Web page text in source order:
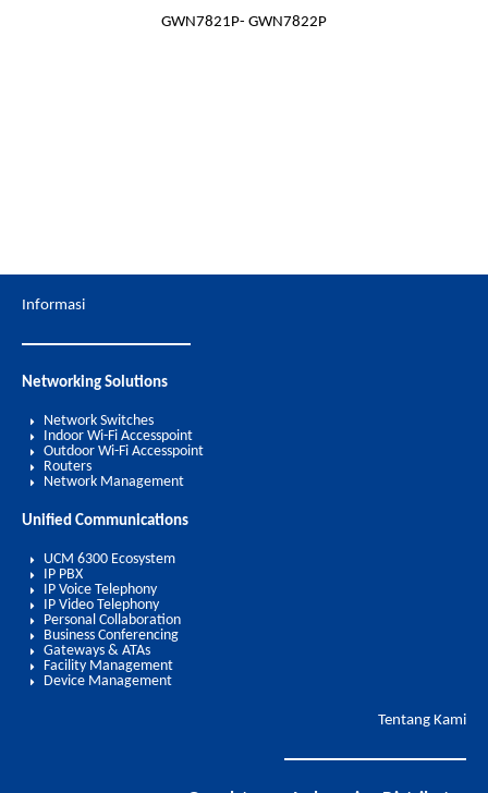
GWN7821P- GWN7822P
Informasi
Networking Solutions
Network Switches
Indoor Wi-Fi Accesspoint
Outdoor Wi-Fi Accesspoint
Routers
Network Management
Unified Communications
UCM 6300 Ecosystem
IP PBX
IP Voice Telephony
IP Video Telephony
Personal Collaboration
Business Conferencing
Gateways & ATAs
Facility Management
Device Management
Tentang Kami